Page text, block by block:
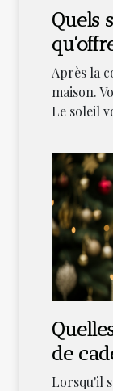
Quels
Après la
maison.
Le soleil
de
Lorsqu'il